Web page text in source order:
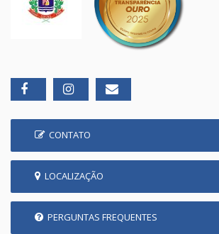
CONTATO
LOCALIZAÇÃO
PERGUNTAS FREQUENTES